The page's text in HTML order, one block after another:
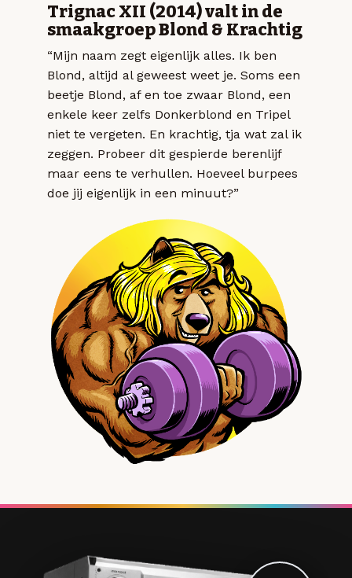
Trignac XII (2014) valt in de
smaakgroep Blond & Krachtig
“Mijn naam zegt eigenlijk alles. Ik ben
Blond, altijd al geweest weet je. Soms een
beetje Blond, af en toe zwaar Blond, een
enkele keer zelfs Donkerblond en Tripel
niet te vergeten. En krachtig, tja wat zal ik
zeggen. Probeer dit gespierde berenlijf
maar eens te verhullen. Hoeveel burpees
doe jij eigenlijk in een minuut?”